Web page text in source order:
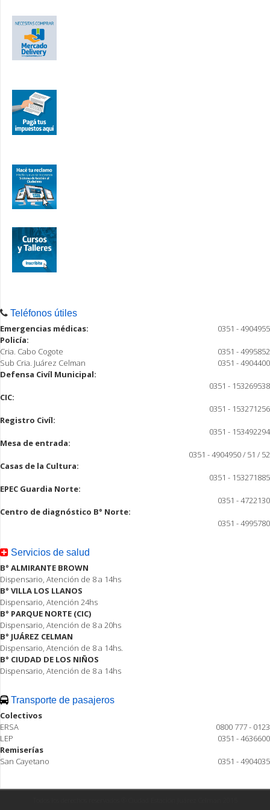
Teléfonos útiles
Emergencias médicas:
0351 - 4904955
Policía:
Cria. Cabo Cogote
0351 - 4995852
Sub Cria. Juárez Celman
0351 - 4904400
Defensa Civíl Municipal:
0351 - 153269538
CIC:
0351 - 153271256
Registro Civíl:
0351 - 153492294
Mesa de entrada:
0351 - 4904950 / 51 / 52
Casas de la Cultura:
0351 - 153271885
EPEC Guardia Norte:
0351 - 4722130
Centro de diagnóstico B° Norte:
0351 - 4995780
Servicios de salud
B° ALMIRANTE BROWN
Dispensario, Atención de 8 a 14hs
B° VILLA LOS LLANOS
Dispensario, Atención 24hs
B° PARQUE NORTE (CIC)
Dispensario, Atención de 8 a 20hs
B° JUÁREZ CELMAN
Dispensario, Atención de 8 a 14hs.
B° CIUDAD DE LOS NIÑOS
Dispensario, Atención de 8 a 14hs
Transporte de pasajeros
Colectivos
ERSA
0800 777 - 0123
LEP
0351 - 4636600
Remiserías
San Cayetano
0351 - 4904035